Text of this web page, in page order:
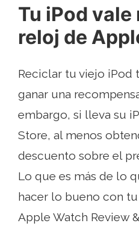
Tu iPod vale
reloj de
Reciclar tu viejo iPod
ganar una
embargo, si lleva su
Store, al menos
descuento sobre el
Lo que es más de lo
hacer lo bueno con
Apple Watch Review